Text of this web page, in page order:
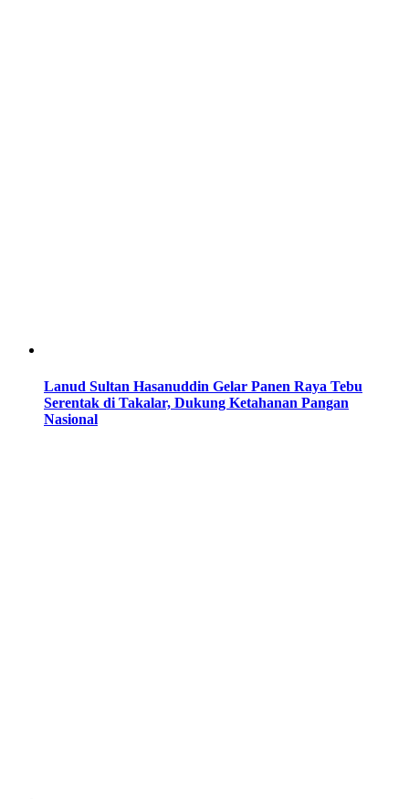
Lanud Sultan Hasanuddin Gelar Panen Raya Tebu
Serentak di Takalar, Dukung Ketahanan Pangan
Nasional